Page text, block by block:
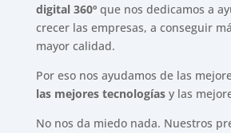
digital 360ºque nos dedicamos a
crecer las empresas, a conseguir
mayor calidad.
Por eso nos ayudamos de las
las mejores tecnologíasy las
No nos da miedo nada. Nuestros